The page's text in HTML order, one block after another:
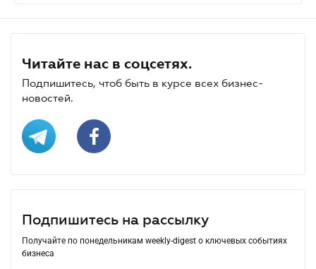
Читайте нас в соцсетях.
Подпишитесь, чтоб быть в курсе всех бизнес-
новостей.
Подпишитесь на рассылку
Получайте по понедельникам weekly-digest о ключевых событиях
бизнеса